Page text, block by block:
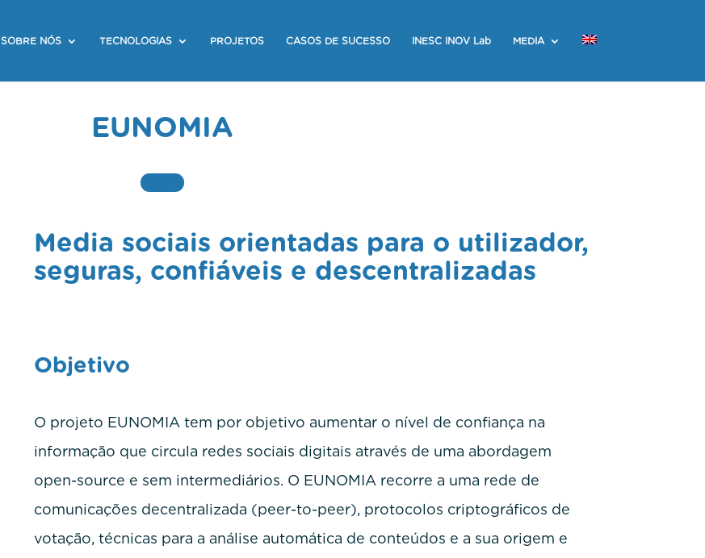
SOBRE NÓS TECNOLOGIAS PROJETOS CASOS DE SUCESSO INESC INOV Lab MEDIA
EUNOMIA
Media sociais orientadas para o utilizador,
seguras, confiáveis e descentralizadas
Objetivo
O projeto EUNOMIA tem por objetivo aumentar o nível de confiança na
informação que circula redes sociais digitais através de uma abordagem
open-source e sem intermediários. O EUNOMIA recorre a uma rede de
comunicações decentralizada (peer-to-peer), protocolos criptográficos de
votação, técnicas para a análise automática de conteúdos e a sua origem e